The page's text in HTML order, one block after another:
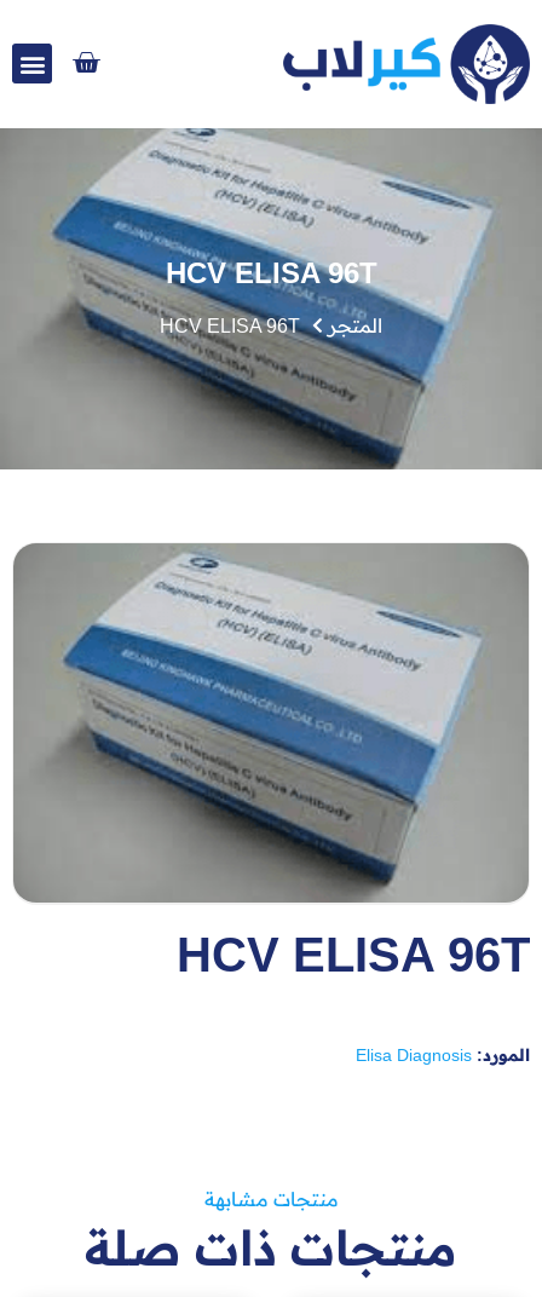
HCV ELISA 96T
المتجر HCV ELISA 96T
HCV ELISA 96T
المورد: Elisa Diagnosis
منتجات مشابهة
منتجات ذات صلة